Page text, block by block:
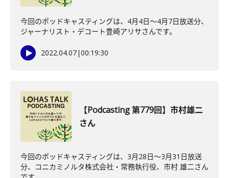
今回のポッドキャスティングは、4月4日〜4月7日放送分、
ジャーナリスト・デコート豊崎アリサさんです。
2022.04.07|00:19:30
【Podcasting 第779回】市村雄二
さん
今回のポッドキャスティングは、3月28日〜3月31日放送
分、コニカミノルタ株式会社・常務執行役、市村 雄二さん